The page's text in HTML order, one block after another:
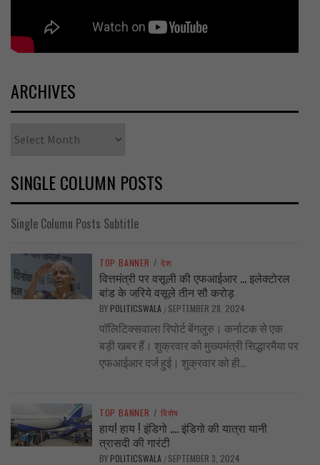
ARCHIVES
SINGLE COLUMN POSTS
Single Column Posts Subtitle
TOP BANNER / देश
वित्तमंत्री पर वसूली की एफआईआर … इलेक्टोरल
बांड के जरिये वसूले तीन सौ करोड़
BY POLITICSWALA / SEPTEMBER 28, 2024
पॉलिटिक्सवाला रिपोर्ट बेंगलुरु। कर्नाटक से एक
बड़ी खबर हैं। शुक्रवार को मुख्यमंत्री सिद्धारमैया पर
एफआईआर दर्ज हुई। शुक्रवार को ही...
TOP BANNER / विशेष
हाय! हाय ! इंडिगो …. इंडिगो की यात्रा यानी
त्रासदी की गारंटी
BY POLITICSWALA / SEPTEMBER 3, 2024